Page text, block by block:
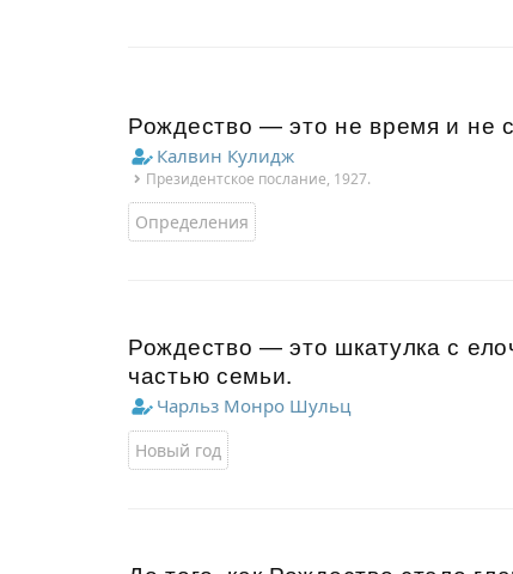
Рождество — это не время и не
Калвин Кулидж
Президентское послание, 1927.
Определения
Рождество — это шкатулка с
частью семьи.
Чарльз Монро Шульц
Новый год